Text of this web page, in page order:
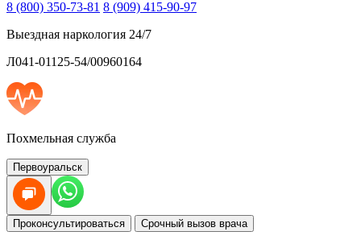
8 (800) 350-73-81 8 (909) 415-90-97
Выездная наркология 24/7
Л041-01125-54/00960164
Похмельная служба
Первоуральск
Проконсультироваться Срочный вызов врача